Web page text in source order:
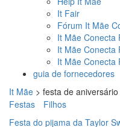
It Fair
Fórum It Mãe
It Mãe Conecta
It Mãe Conecta
It Mãe Conecta
guia de fornecedores
It Mãe > festa de
Festas
Filhos
Festa do pijama da Taylor